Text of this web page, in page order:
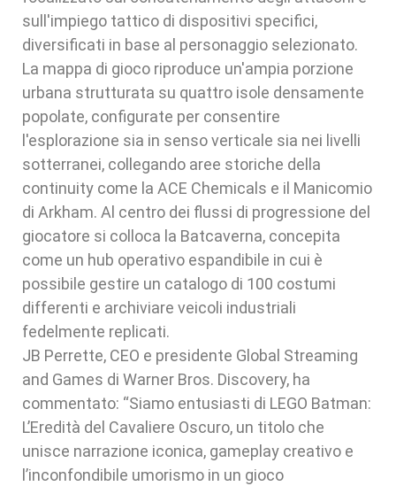
sull'impiego tattico di dispositivi specifici,
diversificati in base al personaggio selezionato.
La mappa di gioco riproduce un'ampia porzione
urbana strutturata su quattro isole densamente
popolate, configurate per consentire
l'esplorazione sia in senso verticale sia nei livelli
sotterranei, collegando aree storiche della
continuity come la ACE Chemicals e il Manicomio
di Arkham. Al centro dei flussi di progressione del
giocatore si colloca la Batcaverna, concepita
come un hub operativo espandibile in cui è
possibile gestire un catalogo di 100 costumi
differenti e archiviare veicoli industriali
fedelmente replicati.
JB Perrette, CEO e presidente Global Streaming
and Games di Warner Bros. Discovery, ha
commentato: “Siamo entusiasti di LEGO Batman:
L’Eredità del Cavaliere Oscuro, un titolo che
unisce narrazione iconica, gameplay creativo e
l’inconfondibile umorismo in un gioco